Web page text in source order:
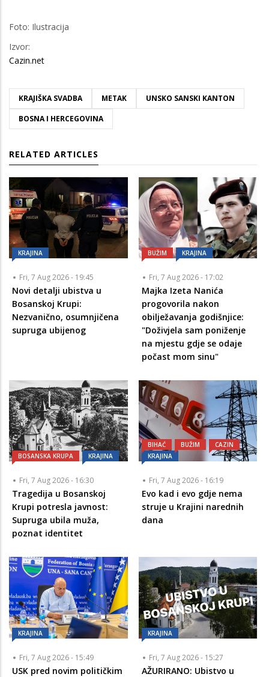
Foto: Ilustracija
Izvor:
Cazin.net
KRAJIŠKA SVADBA METAK
UNSKO SANSKI KANTON
BOSNA I HERCEGOVINA
RELATED ARTICLES
KRAJINA
Fri, 7 Aug 2026 - 19:45
Novi detalji ubistva u
Bosanskoj Krupi:
Nezvanično, osumnjičena
supruga ubijenog
BUŽIM KRAJINA
Fri, 7 Aug 2026 - 17:02
Majka Izeta Nanića
progovorila nakon
obilježavanja godišnjice:
"Doživjela sam poniženje
na mjestu gdje se odaje
počast mom sinu"
BOSANSKA KRUPA KRAJINA
Fri, 7 Aug 2026 - 16:30
Tragedija u Bosanskoj
Krupi potresla javnost:
Supruga ubila muža,
poznat identitet
BIHAĆ BUŽIM
CAZIN
KRAJINA
Fri, 7 Aug 2026 - 16:19
Evo kad i evo gdje nema
struje u Krajini narednih
dana
KRAJINA
Fri, 7 Aug 2026 - 15:49
USK pred novim političkim
KRAJINA
Fri, 7 Aug 2026 - 15:27
AŽURIRANO: Ubistvo u